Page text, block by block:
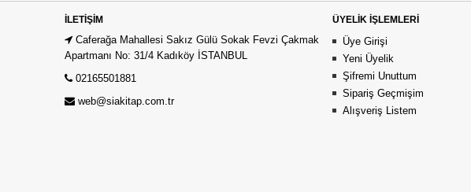
İLETIŞIM
Caferağa Mahallesi Sakız Gülü Sokak Fevzi Çakmak
Apartmanı No: 31/4 Kadıköy İSTANBUL
02165501881
web@siakitap.com.tr
ÜYELİK İŞLEMLERİ
Üye Girişi
Yeni Üyelik
Şifremi Unuttum
Sipariş Geçmişim
Alışveriş Listem